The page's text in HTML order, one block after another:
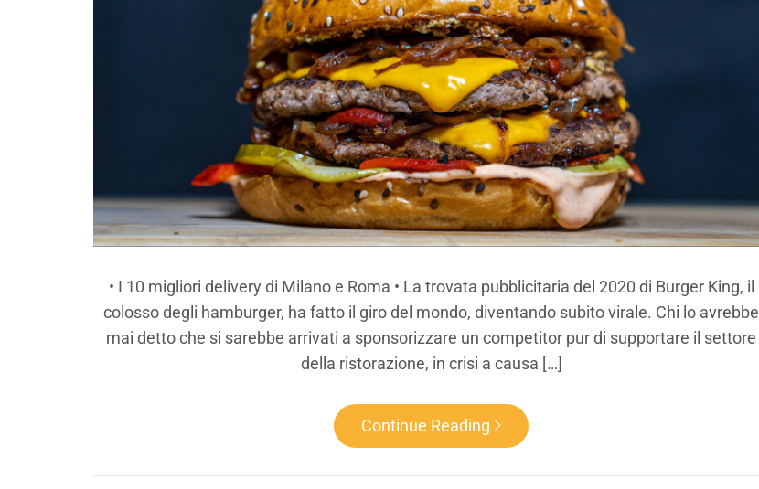
• I 10 migliori delivery di Milano e Roma • La trovata pubblicitaria del 2020 di Burger King, il
colosso degli hamburger, ha fatto il giro del mondo, diventando subito virale. Chi lo avrebbe
mai detto che si sarebbe arrivati a sponsorizzare un competitor pur di supportare il settore
della ristorazione, in crisi a causa […]
Continue Reading